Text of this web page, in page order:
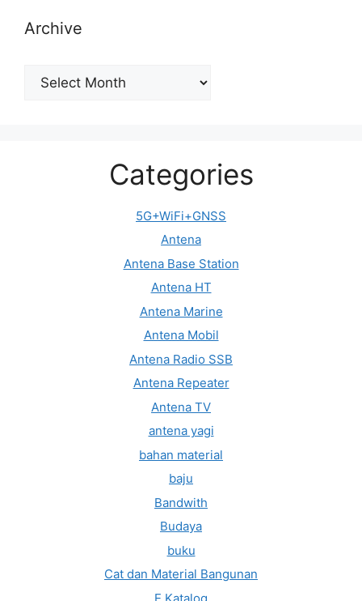
Archive
Archive
Categories
5G+WiFi+GNSS
Antena
Antena Base Station
Antena HT
Antena Marine
Antena Mobil
Antena Radio SSB
Antena Repeater
Antena TV
antena yagi
bahan material
baju
Bandwith
Budaya
buku
Cat dan Material Bangunan
E Katalog